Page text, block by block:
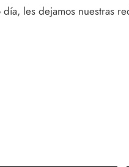
les dejamos nuestras